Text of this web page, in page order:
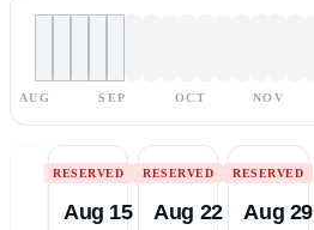
AUG SEP OCT NOV
RESERVED
Aug 15
RESERVED
Aug 22
RESERVED
Aug 29